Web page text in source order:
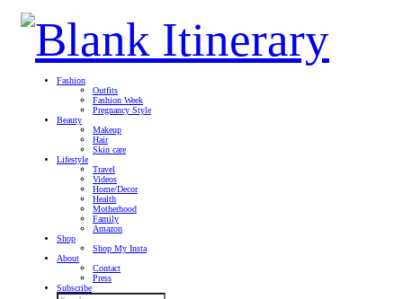
Fashion
Outfits
Fashion Week
Pregnancy Style
Beauty
Makeup
Hair
Skin care
Lifestyle
Travel
Videos
Home/Decor
Health
Motherhood
Family
Amazon
Shop
Shop My Insta
About
Contact
Press
Subscribe